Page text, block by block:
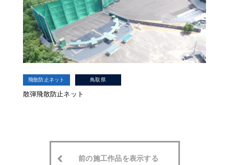
飛散防止ネット 鳥取県
散弾飛散防止ネット
前の施工作品を表示する